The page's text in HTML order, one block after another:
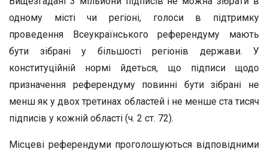
одному місті чи регіоні, голоси в підтримку
проведення Всеукраїнського референдуму мають
бути зібрані у більшості регіонів держави. У
конституційній нормі йдеться, що підписи щодо
призначення референдуму повинні бути зібрані не
менш як у двох третинах областей і не менше ста тисяч
підписів у кожній області (ч. 2 ст. 72).
Місцеві референдуми проголошуються відповідними